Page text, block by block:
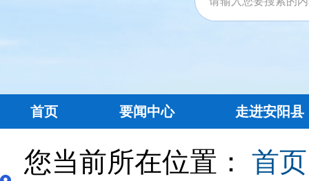
首页 要闻中心 走进安阳县
您当前所在位置： 首页